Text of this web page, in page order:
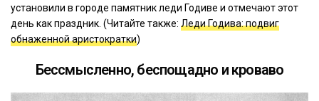
установили в городе памятник леди Годиве и отмечают этот
день как праздник. (Читайте также: Леди Годива: подвиг
обнаженной аристократки)
Бессмысленно, беспощадно и кроваво